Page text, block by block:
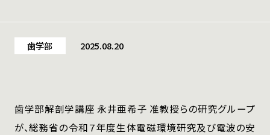
歯学部 2025.08.20
歯学部解剖学講座 永井亜希子 准教授らの研究グループ
が、総務省の令和７年度生体電磁環境研究及び電波の安